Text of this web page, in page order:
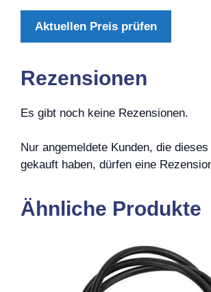
Aktuellen Preis prüfen
Rezensionen
Es gibt noch keine Rezensionen.
Nur angemeldete Kunden, die
gekauft haben, dürfen eine
Ähnliche Produkte